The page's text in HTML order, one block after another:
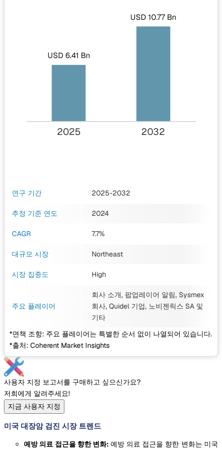
USD 6.41 Bn
USD 10.77 Bn
2025 2032
연구 기간 2025-2032
추정 기준 연도 2024
CAGR 7.7%
대규모 시장 Northeast
시장 집중도 High
주요 플레이어
회사 소개, 팝업레이어 알림, Sysmex
회사, Quidel 기업, 노비젠릭스 SA 및
기타
*면책 조항: 주요 플레이어는 특별한 순서 없이 나열되어 있습니다.
*출처: Coherent Market Insights
사용자 지정 보고서를 구매하고 싶으신가요?
저희에게 알려주세요!
지금 사용자 지정
미국 대장암 검진 시장 트렌드
예방 의료 접근을 향한 변화: 예방 의료 접근을 향한 변화는 미국